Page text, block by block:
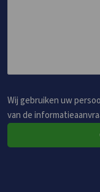
Wij gebruiken uw
van de